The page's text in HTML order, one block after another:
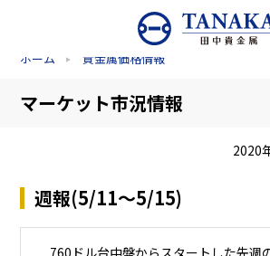
ホーム 貴金属価格情報
マーケット市況情報
2020
週報(5/11～5/15)